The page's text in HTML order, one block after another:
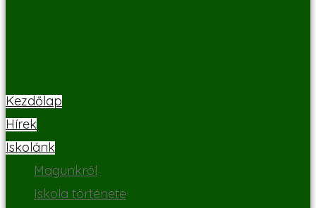
Kezdőlap
Hírek
Iskolánk
Magunkról
Iskola története